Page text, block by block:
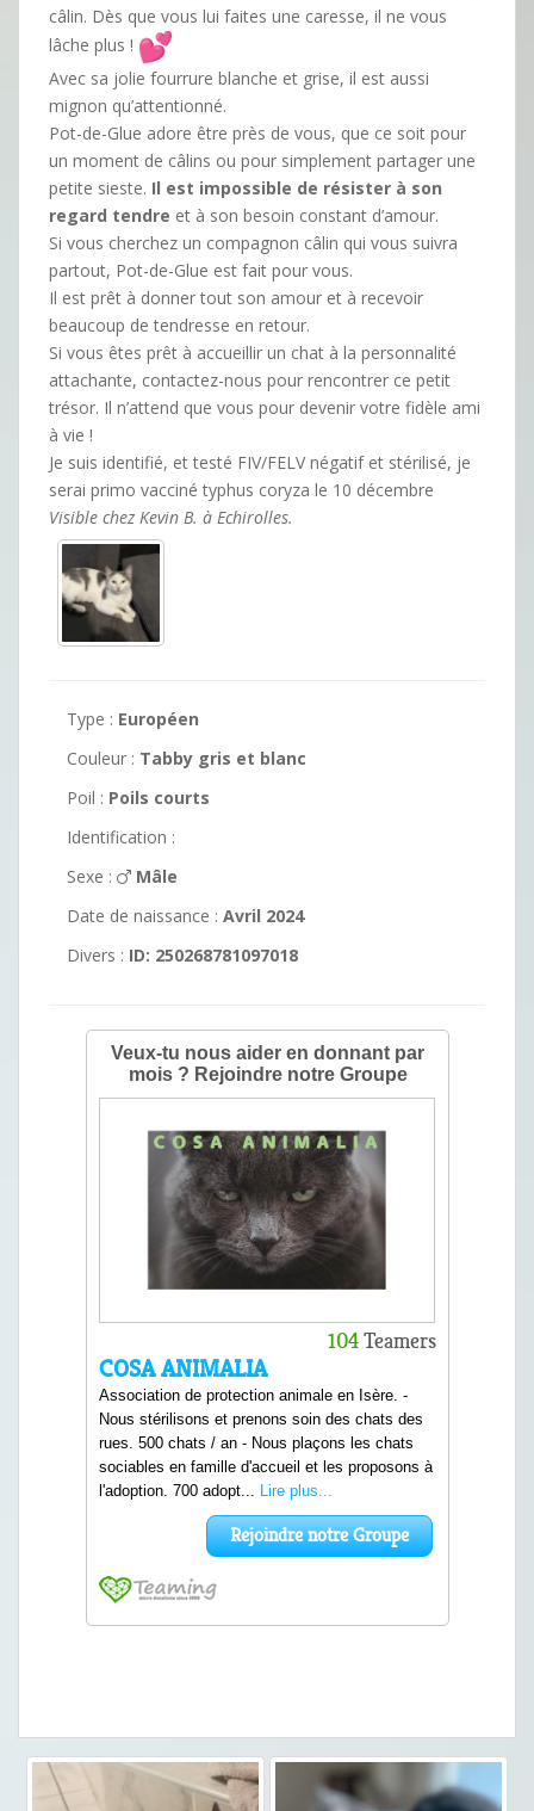
câlin. Dès que vous lui faites une caresse, il ne vous
lâche plus !
Avec sa jolie fourrure blanche et grise, il est aussi
mignon qu’attentionné.
Pot-de-Glue adore être près de vous, que ce soit pour
un moment de câlins ou pour simplement partager une
petite sieste. Il est impossible de résister à son
regard tendre et à son besoin constant d’amour.
Si vous cherchez un compagnon câlin qui vous suivra
partout, Pot-de-Glue est fait pour vous.
Il est prêt à donner tout son amour et à recevoir
beaucoup de tendresse en retour.
Si vous êtes prêt à accueillir un chat à la personnalité
attachante, contactez-nous pour rencontrer ce petit
trésor. Il n’attend que vous pour devenir votre fidèle ami
à vie !
Je suis identifié, et testé FIV/FELV négatif et stérilisé, je
serai primo vacciné typhus coryza le 10 décembre
Visible chez Kevin B. à Echirolles.
Type : Européen
Couleur : Tabby gris et blanc
Poil : Poils courts
Identification :
Sexe :
Mâle
Date de naissance : Avril 2024
Divers : ID: 250268781097018